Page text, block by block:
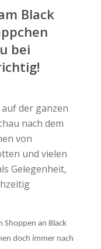
Black
bei
der ganzen
nach dem
von
und vielen
Gelegenheit,
Shoppen an Black
doch immer nach